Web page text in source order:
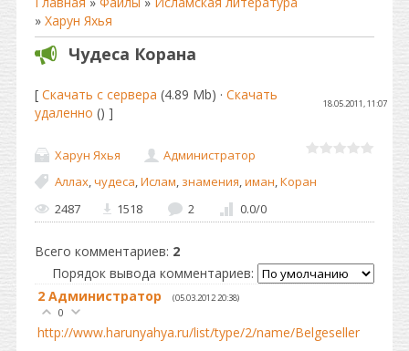
» Харун Яхья
Чудеса Корана
[ Скачать с сервера (4.89 Mb) · Скачать
удаленно () ]
18.05.2011, 11:07
Харун Яхья
Администратор
Аллах,чудеса,Ислам, знамения,иман,Коран
2487
1518 2 0.0/0
Всего комментариев: 2
Порядок вывода комментариев:
2 Администратор (05.03.2012 20:38)
0
http://www.harunyahya.ru/list/type/2/name/Belgeseller